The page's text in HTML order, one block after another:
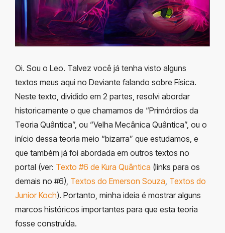
Oi. Sou o Leo. Talvez você já tenha visto alguns
textos meus aqui no Deviante falando sobre Física.
Neste texto, dividido em 2 partes, resolvi abordar
historicamente o que chamamos de “Primórdios da
Teoria Quântica”, ou “Velha Mecânica Quântica”, ou o
início dessa teoria meio “bizarra” que estudamos, e
que também já foi abordada em outros textos no
portal (ver: Texto #6 de Kura Quântica (links para os
demais no #6), Textos do Emerson Souza Textos do
Junior Koch). Portanto, minha ideia é mostrar alguns
marcos históricos importantes para que esta teoria
fosse construída.